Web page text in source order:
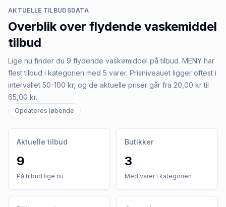
AKTUELLE TILBUDSDATA
Overblik over flydende vaskemiddel
tilbud
Lige nu finder du 9 flydende vaskemiddel på tilbud. MENY har
flest tilbud i kategorien med 5 varer. Prisniveauet ligger oftest i
intervallet 50-100 kr, og de aktuelle priser går fra 20,00 kr til
65,00 kr.
Opdateres løbende
Aktuelle tilbud
9
På tilbud lige nu
Butikker
3
Med varer i kategorien